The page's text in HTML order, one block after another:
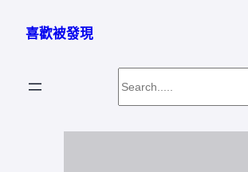
喜歡被發現